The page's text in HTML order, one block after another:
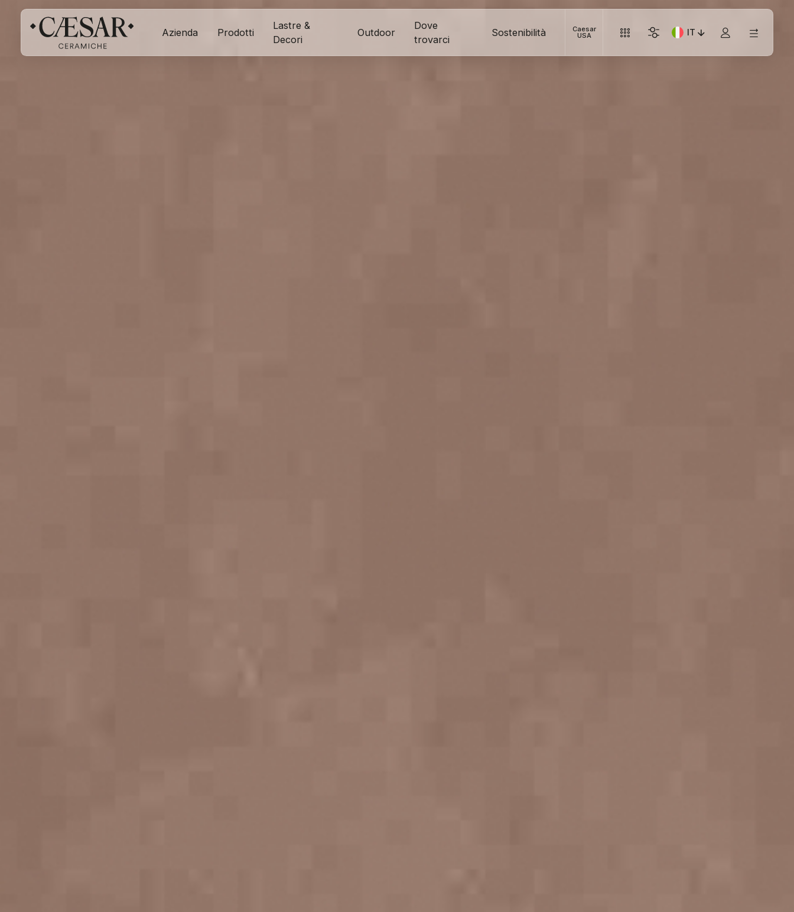
Azienda Prodotti
Lastre &
Decori
Outdoor
Dove
trovarci
Sostenibilità Caesar
USA IT
Lingua corrente: Italiano